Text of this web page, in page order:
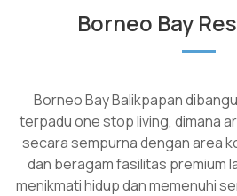
Borneo Bay
Borneo Bay Balikpapan
terpadu one stop living, dimana
secara sempurna dengan area
dan beragam fasilitas premium
menikmati hidup dan memenuhi